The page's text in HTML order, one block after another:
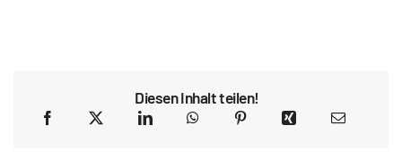
Diesen Inhalt teilen!